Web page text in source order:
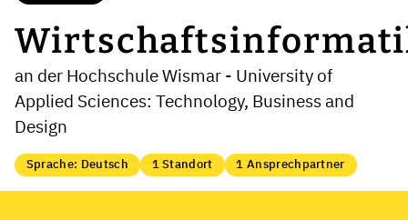
an der Hochschule Wismar - University of
Applied Sciences: Technology, Business and
Design
Sprache: Deutsch 1 Standort 1 Ansprechpartner